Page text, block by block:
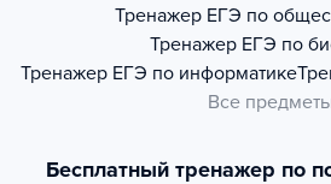
Тренажер ЕГЭ по
Тренажер ЕГЭ по
Тренажер ЕГЭ по информатике
Все
Бесплатный тренажер по